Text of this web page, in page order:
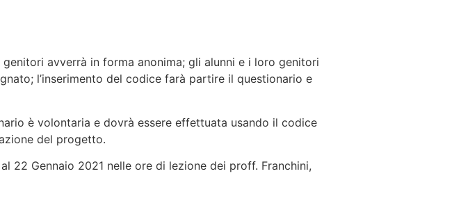
avverrà in forma anonima; gli alunni e i loro genitori
l’inserimento del codice farà partire il questionario e
è volontaria e dovrà essere effettuata usando il codice
del progetto.
22 Gennaio 2021 nelle ore di lezione dei proff. Franchini,